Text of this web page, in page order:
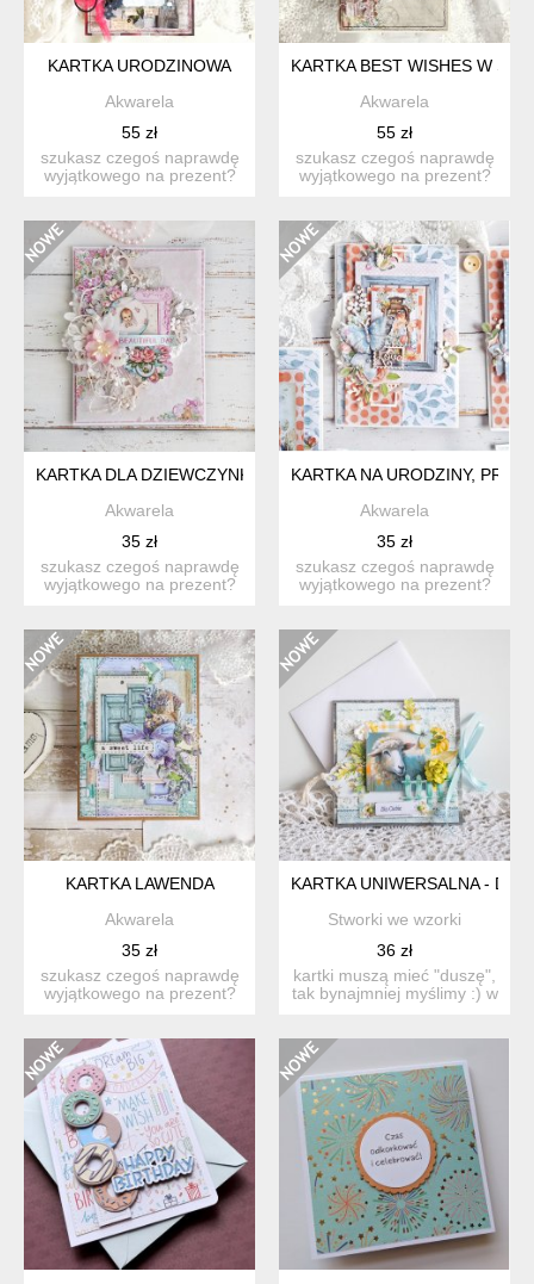
KARTKA URODZINOWA
Akwarela
55 zł
szukasz czegoś naprawdę
wyjątkowego na prezent?
KARTKA BEST WISHES W
Akwarela
55 zł
szukasz czegoś naprawdę
wyjątkowego na prezent?
KARTKA DLA DZIEWCZYNKI
Akwarela
35 zł
szukasz czegoś naprawdę
wyjątkowego na prezent?
KARTKA NA URODZINY,
Akwarela
35 zł
szukasz czegoś naprawdę
wyjątkowego na prezent?
KARTKA LAWENDA
Akwarela
35 zł
szukasz czegoś naprawdę
wyjątkowego na prezent?
KARTKA UNIWERSALNA -
Stworki we wzorki
36 zł
kartki muszą mieć "duszę",
tak bynajmniej myślimy :) w